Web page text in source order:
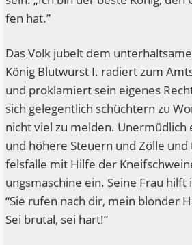
fen hat.”
Das Volk jubelt dem
König Blut­wurst I. radiert zum
und pro­kla­miert sein eige­nes
sich gele­gent­lich schüch­tern zu
nicht viel zu mel­den. Uner­müd­lich
und höhe­re Steu­ern und Zöl­le
fels­fal­le mit Hil­fe der
ungs­ma­schi­ne ein. Sei­ne Frau hilft
“Sie rufen nach dir, mein blon­der
Sei bru­tal, sei hart!”